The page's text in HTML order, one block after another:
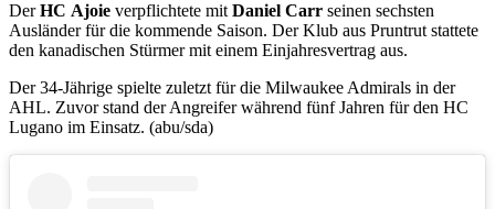
DerHC Ajoie verpflichtete mit Daniel Carr seinen sechsten
Ausländer für die kommende Saison. Der Klub aus Pruntrut stattete
den kanadischen Stürmer mit einem Einjahresvertrag aus.
Der 34-Jährige spielte zuletzt für die Milwaukee Admirals in der
AHL. Zuvor stand der Angreifer während fünf Jahren für den HC
Lugano im Einsatz. (abu/sda)